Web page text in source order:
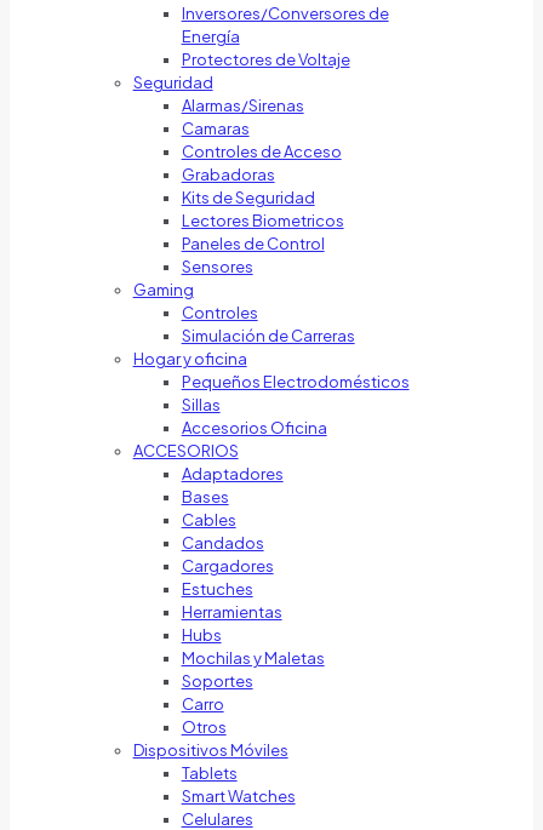
Inversores/Conversores de
Energía
Protectores de Voltaje
Seguridad
Alarmas/Sirenas
Camaras
Controles de Acceso
Grabadoras
Kits de Seguridad
Lectores Biometricos
Paneles de Control
Sensores
Gaming
Controles
Simulación de Carreras
Hogar y oficina
Pequeños Electrodomésticos
Sillas
Accesorios Oficina
ACCESORIOS
Adaptadores
Bases
Cables
Candados
Cargadores
Estuches
Herramientas
Hubs
Mochilas y Maletas
Soportes
Carro
Otros
Dispositivos Móviles
Tablets
Smart Watches
Celulares